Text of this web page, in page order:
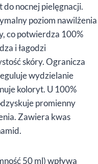
do nocnej pielęgnacji.
poziom nawilżenia
co potwierdza 100%
i łagodzi
skóry. Ogranicza
wydzielanie
koloryt. U 100%
promienny
Zawiera kwas
50 ml) wpływa